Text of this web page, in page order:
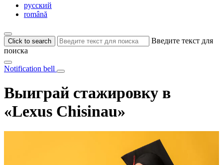
русский
română
Click to search
Введите текст для
поиска
Notification bell
Выиграй стажировку в
«Lexus Chisinau»